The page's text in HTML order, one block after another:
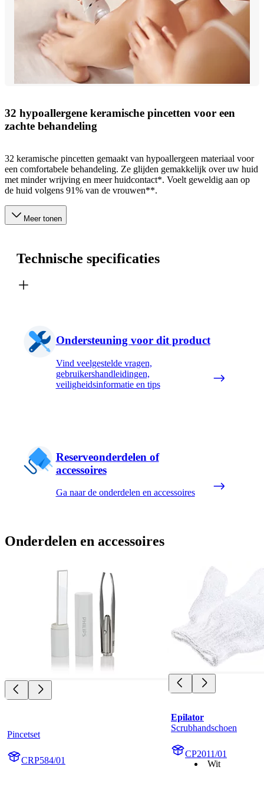
32 hypoallergene keramische pincetten voor een
zachte behandeling
32 keramische pincetten gemaakt van hypoallergeen materiaal voor
een comfortabele behandeling. Ze glijden gemakkelijk over uw huid
met minder wrijving en meer huidcontact*. Voelt geweldig aan op
de huid volgens 91% van de vrouwen**.
Meer tonen
Technische specificaties
Ondersteuning voor dit product
Vind veelgestelde vragen,
gebruikershandleidingen,
veiligheidsinformatie en tips
Reserveonderdelen of
accessoires
Ga naar de onderdelen en accessoires
Onderdelen en accessoires
Pincetset
CRP584/01
Epilator
Scrubhandschoen
CP2011/01
Wit